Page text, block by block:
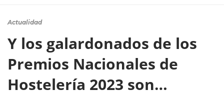
Actualidad
Y los galardonados de los
Premios Nacionales de
Hostelería 2023 son…